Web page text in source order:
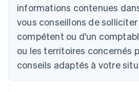
informations contenues
vous conseillons de
compétent ou d'un
ou les territoires concernés
conseils adaptés à votre
Brésil
Bulgarie
English
Canada
English Français
Chine continentale